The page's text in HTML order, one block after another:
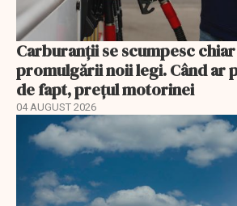
Carburanții se scumpesc
promulgării noii legi. Când ar
de fapt, prețul motorinei
04 AUGUST 2026